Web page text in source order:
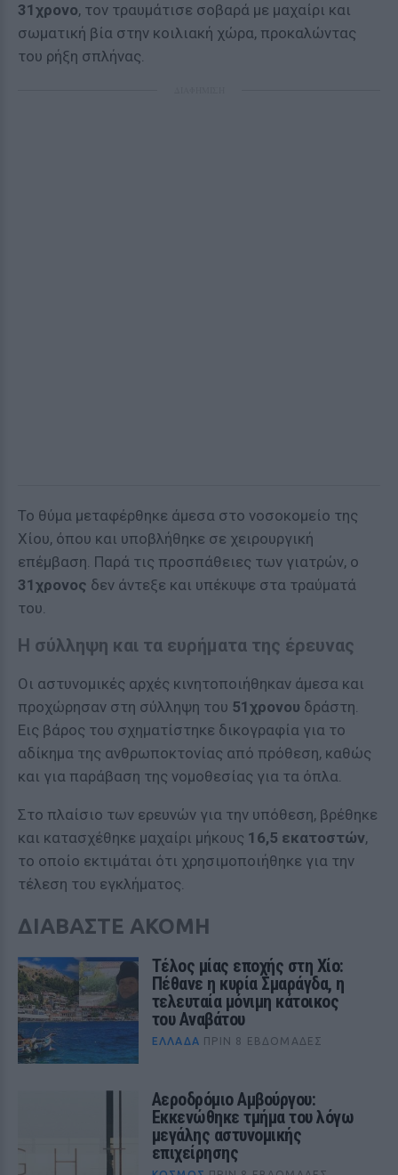
31χρονο, τον τραυμάτισε σοβαρά με μαχαίρι και
σωματική βία στην κοιλιακή χώρα, προκαλώντας
του ρήξη σπλήνας.
Το θύμα μεταφέρθηκε άμεσα στο νοσοκομείο της
Χίου, όπου και υποβλήθηκε σε χειρουργική
επέμβαση. Παρά τις προσπάθειες των γιατρών, ο
31χρονος δεν άντεξε και υπέκυψε στα τραύματά
του.
Η σύλληψη και τα ευρήματα της έρευνας
Οι αστυνομικές αρχές κινητοποιήθηκαν άμεσα και
προχώρησαν στη σύλληψη του 51χρονου δράστη.
Εις βάρος του σχηματίστηκε δικογραφία για το
αδίκημα της ανθρωποκτονίας από πρόθεση, καθώς
και για παράβαση της νομοθεσίας για τα όπλα.
Στο πλαίσιο των ερευνών για την υπόθεση, βρέθηκε
και κατασχέθηκε μαχαίρι μήκους 16,5 εκατοστών,
το οποίο εκτιμάται ότι χρησιμοποιήθηκε για την
τέλεση του εγκλήματος.
ΔΙΑΒΑΣΤΕ ΑΚΟΜΗ
Τέλος μίας εποχής στη Χίο:
Πέθανε η κυρία Σμαράγδα, η
τελευταία μόνιμη κάτοικος
του Αναβάτου
ΕΛΛΆΔΑ ΠΡΙΝ 8 ΕΒΔΟΜΆΔΕΣ
Αεροδρόμιο Αμβούργου:
Εκκενώθηκε τμήμα του λόγω
μεγάλης αστυνομικής
επιχείρησης